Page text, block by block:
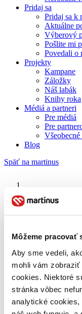
Môžeme pracovať
Aby sme vedeli,
mohli vám zobraziť
cookies. Niektoré
stránka vôbec
analytické
Pridaj sa
Pridaj sa k
Aktuálne
Výberový
Pošlite mi
Povedali o
Projekty
Kampane
Záložky
Náš labák
Knihy roka
Médiá a partneri
Pre médiá
Pre
Blog
Späť na martinus
Decision Points
O nás
Náš príbeh
Galéria
Zodpovednosť
Sme B